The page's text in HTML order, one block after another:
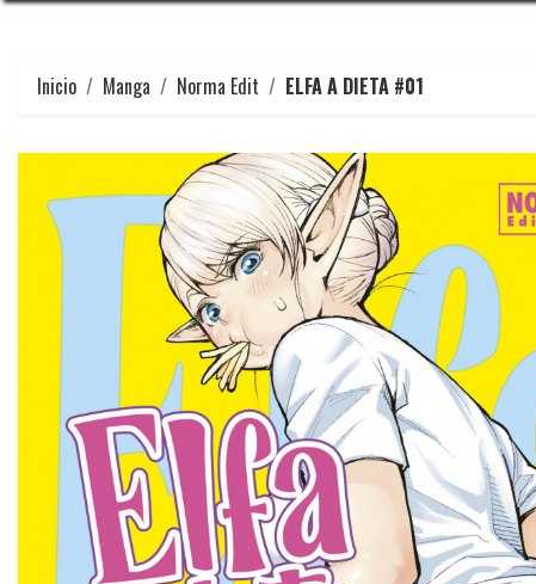
Inicio Manga Norma Edit ELFA A DIETA #01